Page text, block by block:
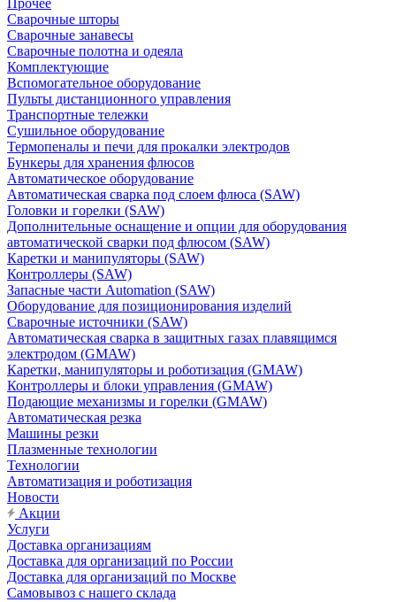
Прочее
Сварочные шторы
Сварочные занавесы
Сварочные полотна и одеяла
Комплектующие
Вспомогательное оборудование
Пульты дистанционного управления
Транспортные тележки
Сушильное оборудование
Термопеналы и печи для прокалки электродов
Бункеры для хранения флюсов
Автоматическое оборудование
Автоматическая сварка под слоем флюса (SAW)
Головки и горелки (SAW)
Дополнительные оснащение и опции для оборудования
автоматической сварки под флюсом (SAW)
Каретки и манипуляторы (SAW)
Контроллеры (SAW)
Запасные части Automation (SAW)
Оборудование для позиционирования изделий
Сварочные источники (SAW)
Автоматическая сварка в защитных газах плавящимся
электродом (GMAW)
Каретки, манипуляторы и роботизация (GMAW)
Контроллеры и блоки управления (GMAW)
Подающие механизмы и горелки (GMAW)
Автоматическая резка
Машины резки
Плазменные технологии
Технологии
Автоматизация и роботизация
Новости
Акции
Услуги
Доставка организациям
Доставка для организаций по России
Доставка для организаций по Москве
Самовывоз с нашего склада